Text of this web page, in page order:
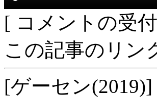
[ コメントの受
この記事のリン
[ゲーセン(2019)]